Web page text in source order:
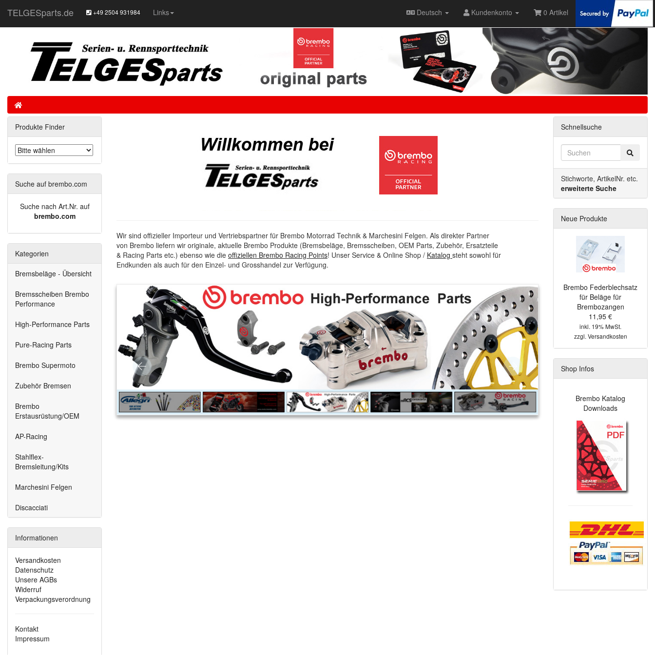
TELGESparts.de +49 2504 931984 Links Deutsch Kundenkonto 0 Artikel
Home
Wir sind offizieller Importeur und Vertriebspartner für Brembo Motorrad Technik & Marchesini Felgen. Als direkter Partner
von Brembo liefern wir originale, aktuelle Brembo Produkte (Bremsbeläge, Bremsscheiben, OEM Parts, Zubehör, Ersatzteile
& Racing Parts etc.) ebenso wie die offiziellen Brembo Racing Points! Unser Service & Online Shop / Katalog steht sowohl für
Endkunden als auch für den Einzel- und Grosshandel zur Verfügung.
Produkte Finder
Suche auf brembo.com
Suche nach Art.Nr. auf
brembo.com
Kategorien
Bremsbeläge - Übersicht
Bremsscheiben Brembo
Performance
High-Performance Parts
Pure-Racing Parts
Brembo Supermoto
Zubehör Bremsen
Brembo
Erstausrüstung/OEM
AP-Racing
Stahlflex-
Bremsleitung/Kits
Marchesini Felgen
Discacciati
Informationen
Versandkosten
Datenschutz
Unsere AGBs
Widerruf
Verpackungsverordnung
Kontakt
Impressum
Schnellsuche
Stichworte, ArtikelNr. etc.
erweiterte Suche
Neue Produkte
Brembo Federblechsatz
für Beläge für
Brembozangen
11,95 €
inkl. 19% MwSt.
zzgl. Versandkosten
Shop Infos
Brembo Katalog
Downloads